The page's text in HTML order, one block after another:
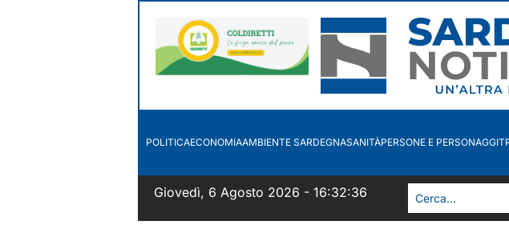
POLITICAECONOMIAAMBIENTE SARDEGNASANITÀPERSONE E PERSONAGGI
Giovedì, 6 Agosto 2026 - 16:32:37